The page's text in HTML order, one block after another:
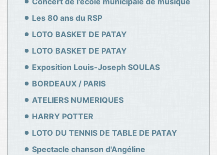
Les 80 ans du RSP
LOTO BASKET DE PATAY
LOTO BASKET DE PATAY
Exposition Louis-Joseph SOULAS
BORDEAUX / PARIS
ATELIERS NUMERIQUES
HARRY POTTER
LOTO DU TENNIS DE TABLE DE PATAY
Spectacle chanson d'Angéline